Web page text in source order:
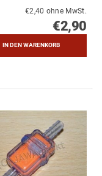
€2,40 ohne MwSt.
€2,90